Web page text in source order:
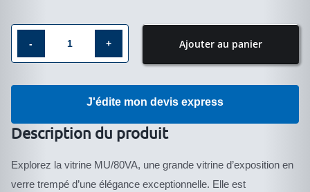
spéciale
MU/80VA
Ajouter au panier
J'édite mon devis express
Description du produit
Explorez la vitrine MU/80VA, une grande vitrine d’exposition en
verre trempé d’une élégance exceptionnelle. Elle est